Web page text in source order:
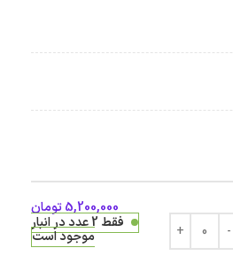
5,200,000تومان
فقط 2 عدد در انبار
موجود است